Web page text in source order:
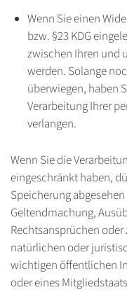
Wenn Sie einen
bzw. §23 KDG
zwischen Ihren und
werden. Solange
überwiegen, haben
Verarbeitung Ihrer
verlangen.
Wenn Sie die
eingeschränkt haben,
Speicherung
Geltendmachung,
Rechtsansprüchen
natürlichen oder
wichtigen öffentlichen
oder eines